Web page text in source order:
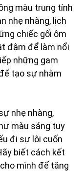
màu trung tính
nhẹ nhàng, lịch
chiếc gối ôm
đậm để làm nổi
những gam
tạo sự nhàm
nhẹ nhàng,
màu sáng tuy
đi sự lôi cuốn
biết cách kết
mình để tăng